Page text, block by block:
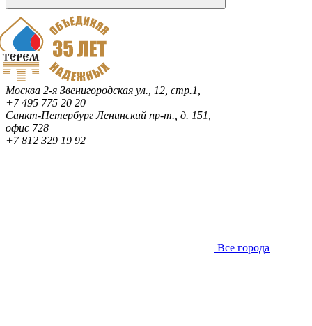
Москва 2-я Звенигородская ул., 12, стр.1,
+7 495 775 20 20
Санкт-ПетербургЛенинский пр-т., д. 151,
офис 728
+7 812 329 19 92
Все города